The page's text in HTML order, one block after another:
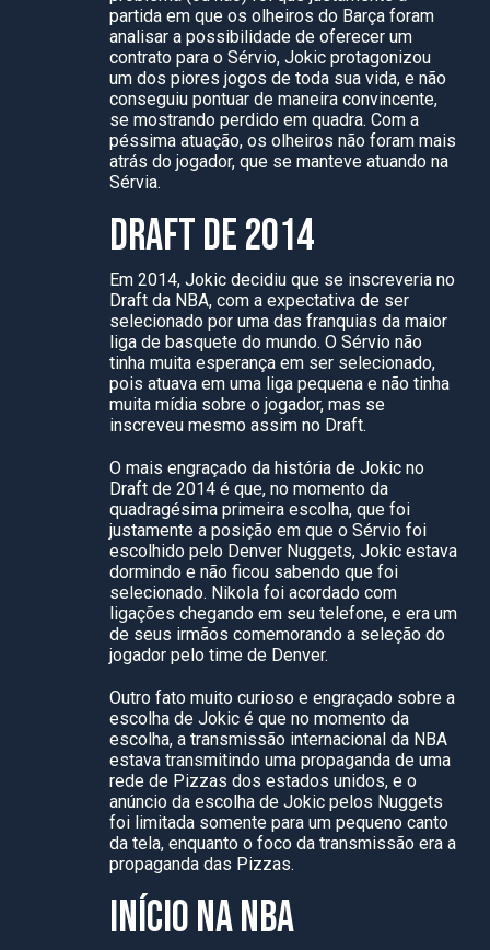
partida em que os olheiros do Barça foram
analisar a possibilidade de oferecer um
contrato para o Sérvio, Jokic protagonizou
um dos piores jogos de toda sua vida, e não
conseguiu pontuar de maneira convincente,
se mostrando perdido em quadra. Com a
péssima atuação, os olheiros não foram mais
atrás do jogador, que se manteve atuando na
Sérvia.
DRAFT DE 2014
Em 2014, Jokic decidiu que se inscreveria no
Draft da NBA, com a expectativa de ser
selecionado por uma das franquias da maior
liga de basquete do mundo. O Sérvio não
tinha muita esperança em ser selecionado,
pois atuava em uma liga pequena e não tinha
muita mídia sobre o jogador, mas se
inscreveu mesmo assim no Draft.
O mais engraçado da história de Jokic no
Draft de 2014 é que, no momento da
quadragésima primeira escolha, que foi
justamente a posição em que o Sérvio foi
escolhido pelo Denver Nuggets, Jokic estava
dormindo e não ficou sabendo que foi
selecionado. Nikola foi acordado com
ligações chegando em seu telefone, e era um
de seus irmãos comemorando a seleção do
jogador pelo time de Denver.
Outro fato muito curioso e engraçado sobre a
escolha de Jokic é que no momento da
escolha, a transmissão internacional da NBA
estava transmitindo uma propaganda de uma
rede de Pizzas dos estados unidos, e o
anúncio da escolha de Jokic pelos Nuggets
foi limitada somente para um pequeno canto
da tela, enquanto o foco da transmissão era a
propaganda das Pizzas.
INÍCIO NA NBA